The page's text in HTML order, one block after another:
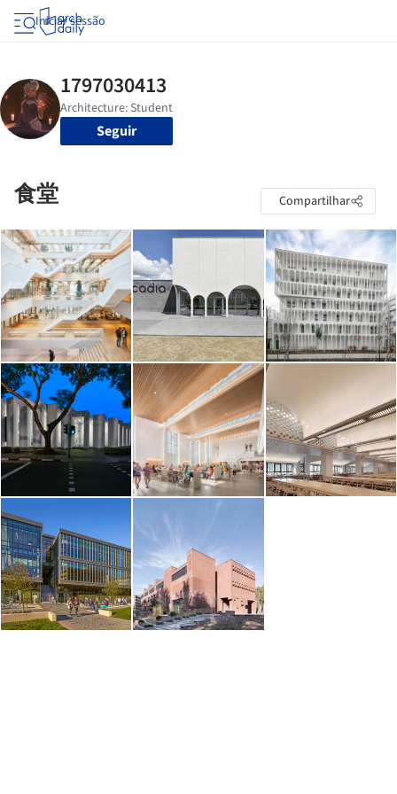
Iniciar sessão
Seguir
食堂 Compartilhar